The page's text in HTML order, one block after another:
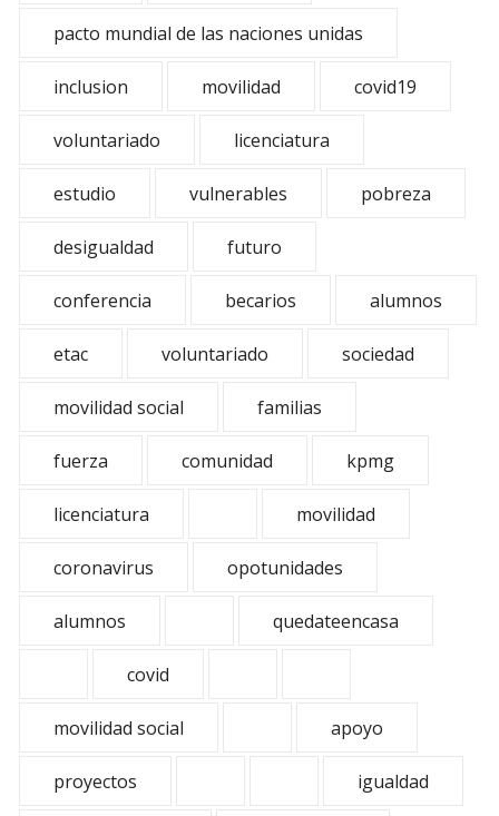
pacto mundial de las naciones unidas
inclusion movilidad covid19
voluntariado licenciatura
estudio vulnerables pobreza
desigualdad futuro
conferencia becarios alumnos
etac voluntariado sociedad
movilidad social familias
fuerza comunidad kpmg
licenciatura movilidad
coronavirus opotunidades
alumnos quedateencasa
covid
movilidad social apoyo
proyectos igualdad